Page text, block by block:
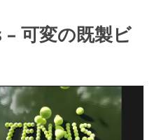
可変の既製ビ